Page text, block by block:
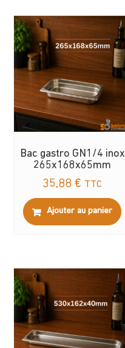
Bac gastro GN1/4 inox
265x168x65mm
35,88 € TTC
Ajouter au panier